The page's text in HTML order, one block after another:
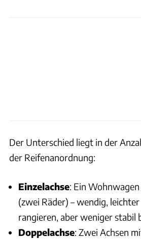
Der Unterschied liegt in der
der Reifenanordnung:
Einzelachse: Ein
(zwei Räder) – wendig,
rangieren, aber weniger stabil
Doppelachse: Zwei Achsen